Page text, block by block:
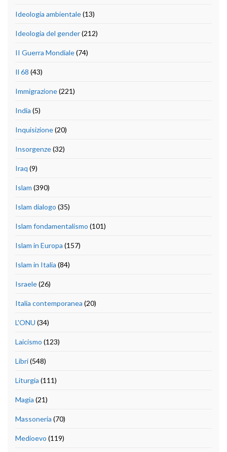
Ideologia ambientale(13)
Ideologia del gender(212)
II Guerra Mondiale(74)
Il 68 (43)
Immigrazione(221)
India (5)
Inquisizione(20)
Insorgenze(32)
Iraq (9)
Islam (390)
Islam dialogo (35)
Islam fondamentalismo (101)
Islam in Europa (157)
Islam in Italia (84)
Israele(26)
Italia contemporanea (20)
L'ONU (34)
Laicismo (123)
Libri(548)
Liturgia (111)
Magia (21)
Massoneria (70)
Medioevo (119)